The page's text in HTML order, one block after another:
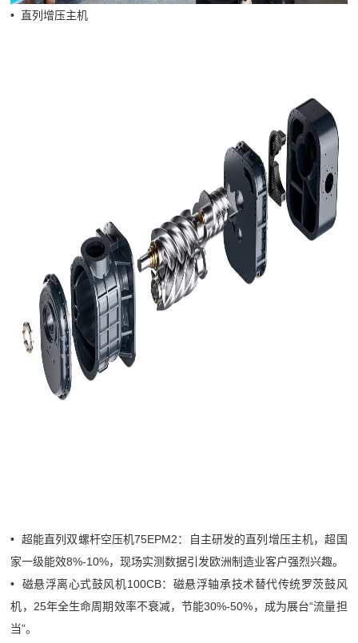
• 直列增压主机
• 超能直列双螺杆空压机75EPM2：自主研发的直列增压主机，超国
家一级能效8%-10%，现场实测数据引发欧洲制造业客户强烈兴趣。
• 磁悬浮离心式鼓风机100CB：磁悬浮轴承技术替代传统罗茨鼓风
机，25年全生命周期效率不衰减，节能30%-50%，成为展台“流量担
当”。